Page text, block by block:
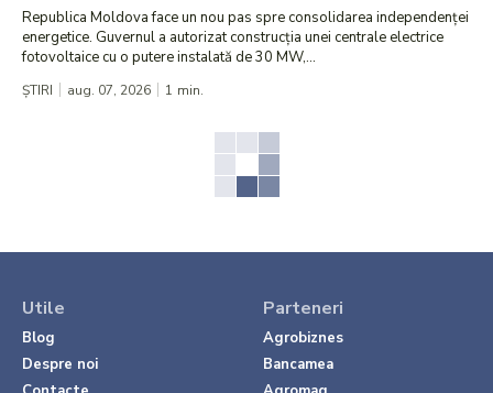
Republica Moldova face un nou pas spre consolidarea independenței
energetice. Guvernul a autorizat construcția unei centrale electrice
fotovoltaice cu o putere instalată de 30 MW,...
ȘTIRI aug. 07, 2026 1 min.
Utile
Blog
Despre noi
Parteneri
Agrobiznes
Bancamea